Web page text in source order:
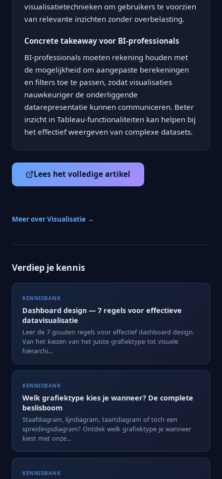
visualisatietechnieken om gebruikers te voorzien
van relevante inzichten zonder overbelasting.
Concrete takeaway voor BI-professionals
BI-professionals moeten rekening houden met
de mogelijkheid om aangepaste berekeningen
en filters toe te passen, zodat visualisaties
nauwkeuriger de onderliggende
datarepresentatie kunnen communiceren. Beter
inzicht in Tableau-functionaliteiten kan helpen bij
het effectief weergeven van complexe datasets.
Lees het volledige artikel
Meer over Visualisatie →
Verdiep je kennis
KENNISBANK
Dashboard design — 7 regels voor effectieve
datavisualisatie
Leer de 7 gouden regels voor effectief dashboard design.
Van het kiezen van het juiste grafiektype tot visuele
hiërarchi...
KENNISBANK
Welk grafiektype kies je wanneer? De complete
beslisboom
Staafdiagram, lijndiagram, taartdiagram of toch een
spreidingsdiagram? Ontdek welk grafiektype je wanneer
kiest met onze...
KENNISBANK